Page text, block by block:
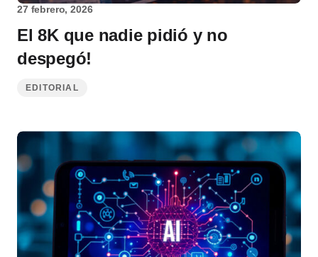
27 febrero, 2026
El 8K que nadie pidió y no
despegó!
EDITORIAL